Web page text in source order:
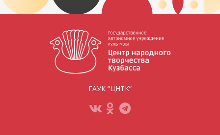
ГАУК “ЦНТК”